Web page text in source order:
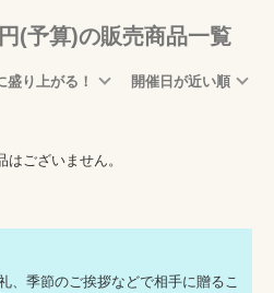
(予算)の販売商品一覧
盛り上がる！ 開催日が近い順
はございません。
、季節のご挨拶などで相手に贈るこ